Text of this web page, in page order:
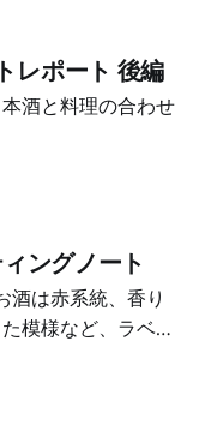
レポート 後編
酒と料理の合わせ
ングノート
酒は赤系統、香り
模様など、ラベル